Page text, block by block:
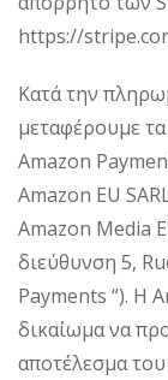
https://
Κατά την
μεταφέρουμε
Amazon
Amazon EU
Amazon Media
διεύθυνση 5,
Payments “). Η
δικαίωμα να
αποτέλεσμα του